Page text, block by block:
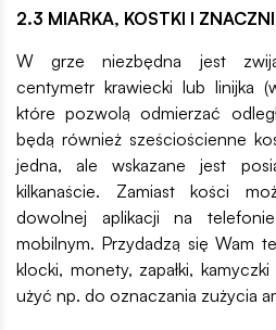
2.3 MIARKA, KOSTKI I
W grze niezbędna jest
centymetr krawiecki lub linijka
które pozwolą odmierzać
będą również sześciościenne
jedna, ale wskazane jest
kilkanaście. Zamiast kości
dowolnej aplikacji na
mobilnym. Przydadzą się Wam
klocki, monety, zapałki,
użyć np. do oznaczania zużycia